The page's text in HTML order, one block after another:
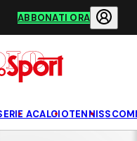
ABBONATI ORA
ACALCIOTENNIS